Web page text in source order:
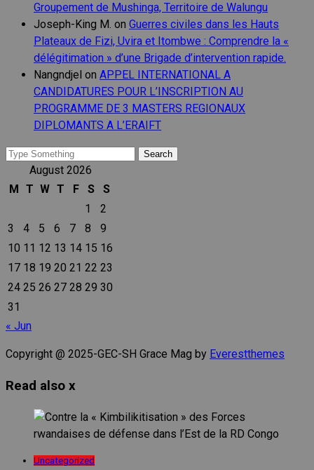
Groupement de Mushinga, Territoire de Walungu
Joseph-King M. on Guerres civiles dans les Hauts
Plateaux de Fizi, Uvira et Itombwe : Comprendre la «
délégitimation » d’une Brigade d’intervention rapide.
Nangndjel on APPEL INTERNATIONAL A
CANDIDATURES POUR L’INSCRIPTION AU
PROGRAMME DE 3 MASTERS REGIONAUX
DIPLOMANTS A L’ERAIFT
Search
August 2026
M
T W T F S
S
1
2
3
4 5 6 7 8
9
10 11 12 13 14 15 16
17 18 19 20 21 22 23
24 25 26 27 28 29 30
31
« Jun
Copyright @ 2025-GEC-SH Grace Mag by Everestthemes
Read also x
Uncategorized